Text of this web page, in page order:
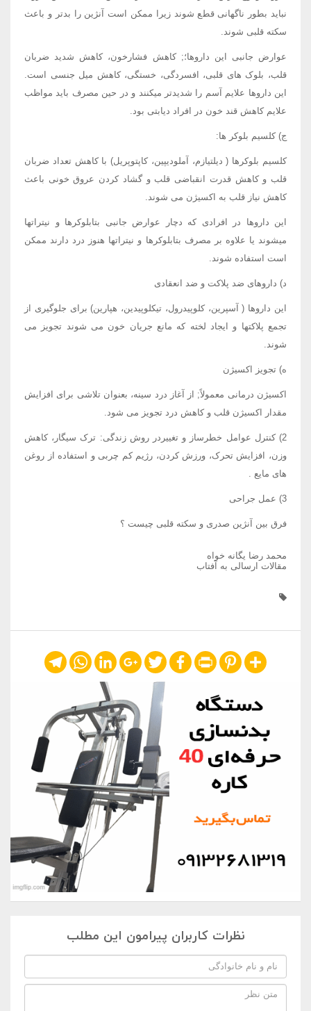
نباید بطور ناگهانی قطع شوند زیرا ممکن است آنژین را بدتر و باعث
سکته قلبی شوند.
عوارض جانبی این داروها؛; کاهش فشارخون، کاهش شدید ضربان
قلب، بلوک های قلبی، افسردگی، خستگی، کاهش میل جنسی است.
این داروها علایم آسم را شدیدتر میکنند و در حین مصرف باید مواظب
علایم کاهش قند خون در افراد دیابتی بود.
ج) کلسیم بلوکر ها:
کلسیم بلوکرها ( دیلتیازم، آملودیپین، کاپتوپریل) با کاهش تعداد ضربان
قلب و کاهش قدرت انقباضی قلب و گشاد کردن عروق خونی باعث
کاهش نیاز قلب به اکسیژن می شوند.
این داروها در افرادی که دچار عوارض جانبی بتابلوکرها و نیتراتها
میشوند یا علاوه بر مصرف بتابلوکرها و نیتراتها هنوز درد دارند ممکن
است استفاده شوند.
د) داروهای ضد پلاکت و ضد انعقادی
این داروها ( آسپرین، کلوپیدرول، تیکلوپیدین، هپارین) برای جلوگیری از
تجمع پلاکتها و ایجاد لخته که مانع جریان خون می شوند تجویز می
شوند.
ه) تجویز اکسیژن
اکسیژن درمانی معمولاً; از آغاز درد سینه، بعنوان تلاشی برای افزایش
مقدار اکسیژن قلب و کاهش درد تجویز می شود.
2) کنترل عوامل خطرساز و تغییردر روش زندگی: ترک سیگار، کاهش
وزن، افزایش تحرک، ورزش کردن، رژیم کم چربی و استفاده از روغن
های مایع .
3) عمل جراحی
فرق بین آنژین صدری و سکته قلبی چیست ؟
محمد رضا یگانه خواه
مقالات ارسالی به آفتاب
Share
Pinterest
Print
Facebook
Twitter
Google+
LinkedIn
WhatsApp
Telegram
نظرات کاربران پیرامون این مطلب